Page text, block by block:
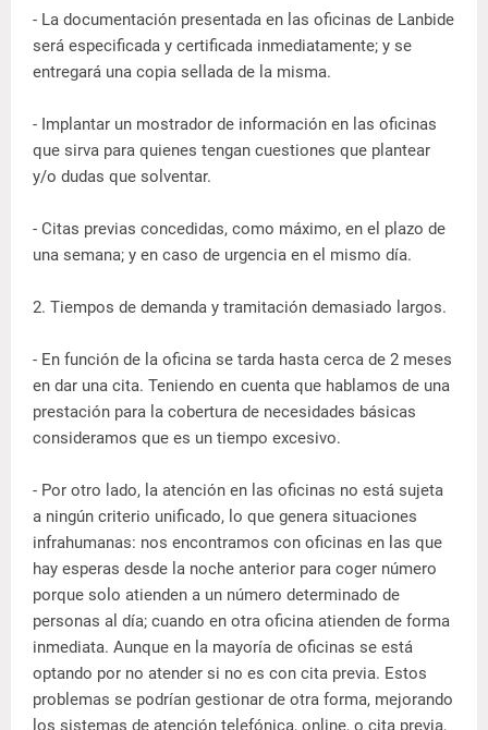
- La documentación presentada en las oficinas de Lanbide
será especificada y certificada inmediatamente; y se
entregará una copia sellada de la misma.
- Implantar un mostrador de información en las oficinas
que sirva para quienes tengan cuestiones que plantear
y/o dudas que solventar.
- Citas previas concedidas, como máximo, en el plazo de
una semana; y en caso de urgencia en el mismo día.
2. Tiempos de demanda y tramitación demasiado largos.
- En función de la oficina se tarda hasta cerca de 2 meses
en dar una cita. Teniendo en cuenta que hablamos de una
prestación para la cobertura de necesidades básicas
consideramos que es un tiempo excesivo.
- Por otro lado, la atención en las oficinas no está sujeta
a ningún criterio unificado, lo que genera situaciones
infrahumanas: nos encontramos con oficinas en las que
hay esperas desde la noche anterior para coger número
porque solo atienden a un número determinado de
personas al día; cuando en otra oficina atienden de forma
inmediata. Aunque en la mayoría de oficinas se está
optando por no atender si no es con cita previa. Estos
problemas se podrían gestionar de otra forma, mejorando
los sistemas de atención telefónica, online, o cita previa,